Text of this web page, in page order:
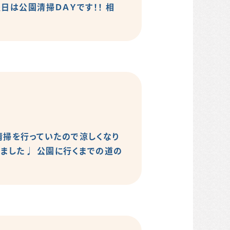
は公園清掃ＤＡＹです！！ 相
を行っていたので涼しくなり
した♩ 公園に行くまでの道の